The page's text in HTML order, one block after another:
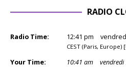
RADIO
Radio Time: 12:41 pm
CEST (Paris, Europe)
Your Time: 10:41 am vendredi